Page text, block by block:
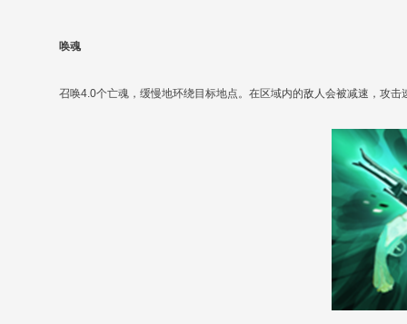
唤魂
召唤4.0个亡魂，缓慢地环绕目标地点。在区域内的敌人会被减速，攻